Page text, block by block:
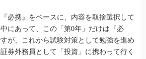
必携』をベースに、内容を取捨選択して
にあって、この「第0年」だけは『必
が、これから試験対策として勉強を進め
券外務員として「投資」に携わって行く